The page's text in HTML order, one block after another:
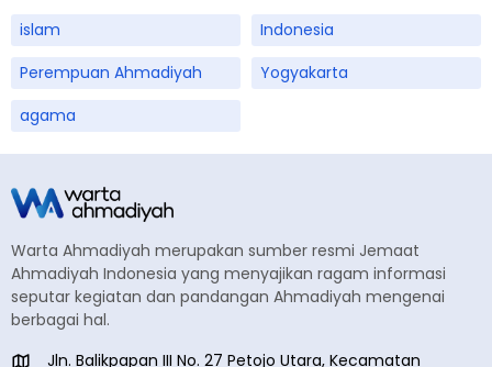
islam
Indonesia
Perempuan Ahmadiyah
Yogyakarta
agama
Warta Ahmadiyah merupakan sumber resmi Jemaat
Ahmadiyah Indonesia yang menyajikan ragam informasi
seputar kegiatan dan pandangan Ahmadiyah mengenai
berbagai hal.
Jln. Balikpapan III No. 27 Petojo Utara, Kecamatan